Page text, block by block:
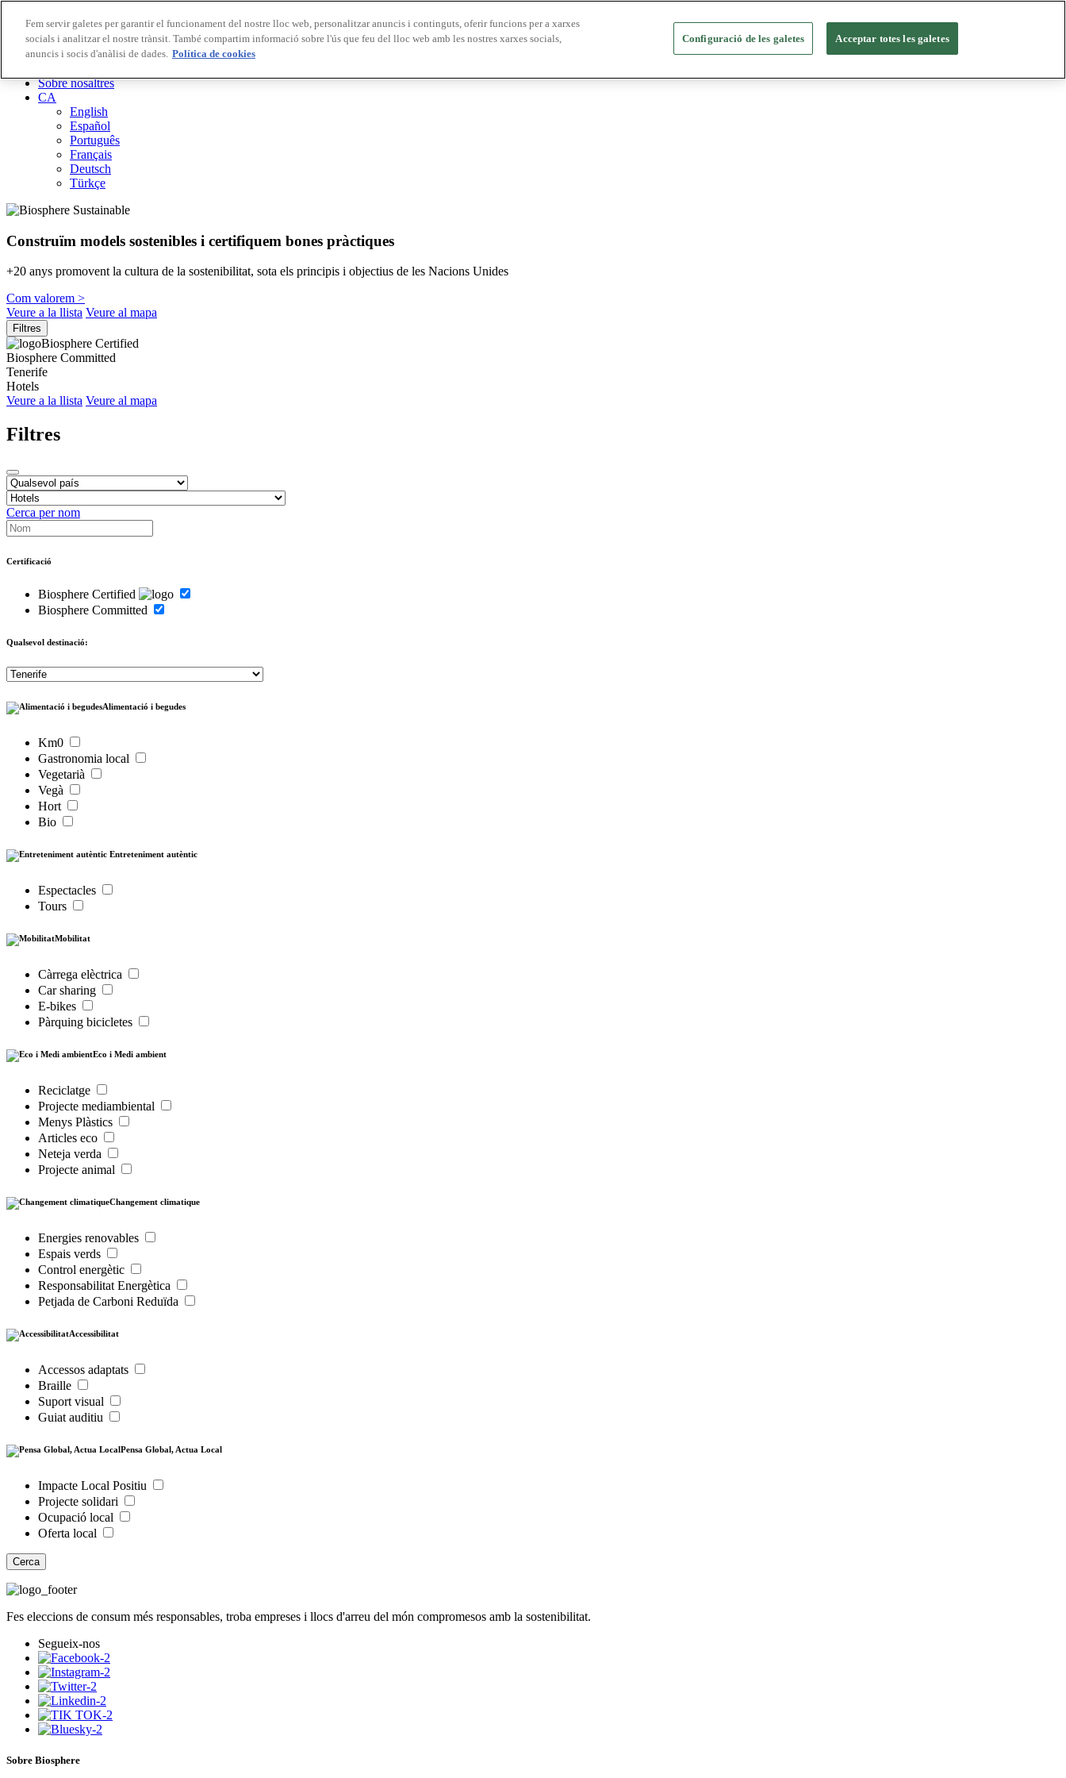
Destinacions Biosphere
Empreses Biosphere
Sobre nosaltres
CA
English
Español
Português
Français
Deutsch
Türkçe
Construïm models sostenibles i certifiquem bones pràctiques
+20 anys promovent la cultura de la sostenibilitat, sota els principis i objectius de les Nacions Unides
Com valorem >
Veure a la llista Veure al mapa
Filtres
Biosphere Certified
Biosphere Committed
Tenerife
Hotels
Veure a la llista Veure al mapa
Filtres
Cerca per nom
Certificació
Biosphere Certified
Biosphere Committed
Qualsevol destinació:
Alimentació i begudes
Km0
Gastronomia local
Vegetarià
Vegà
Hort
Bio
Entreteniment autèntic
Espectacles
Tours
Mobilitat
Càrrega elèctrica
Car sharing
E-bikes
Pàrquing bicicletes
Eco i Medi ambient
Reciclatge
Projecte mediambiental
Menys Plàstics
Articles eco
Neteja verda
Projecte animal
Changement climatique
Energies renovables
Espais verds
Control energètic
Responsabilitat Energètica
Petjada de Carboni Reduïda
Accessibilitat
Accessos adaptats
Braille
Suport visual
Guiat auditiu
Pensa Global, Actua Local
Impacte Local Positiu
Projecte solidari
Ocupació local
Oferta local
Cerca
Fes eleccions de consum més responsables, troba empreses i llocs d'arreu del món compromesos amb la sostenibilitat.
Segueix-nos
Sobre Biosphere
Fem servir galetes per garantir el funcionament del nostre lloc web, personalitzar anuncis i continguts, oferir funcions per a xarxes
socials i analitzar el nostre trànsit. També compartim informació sobre l'ús que feu del lloc web amb les nostres xarxes socials,
anuncis i socis d'anàlisi de dades. Política de cookies
Configuració de les galetes Acceptar totes les galetes